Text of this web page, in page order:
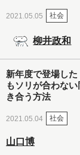
2021.05.05 社会
柳井政和
新年度で登場した
もソリが合わな
き合う方法
2021.05.04 社会
山口博